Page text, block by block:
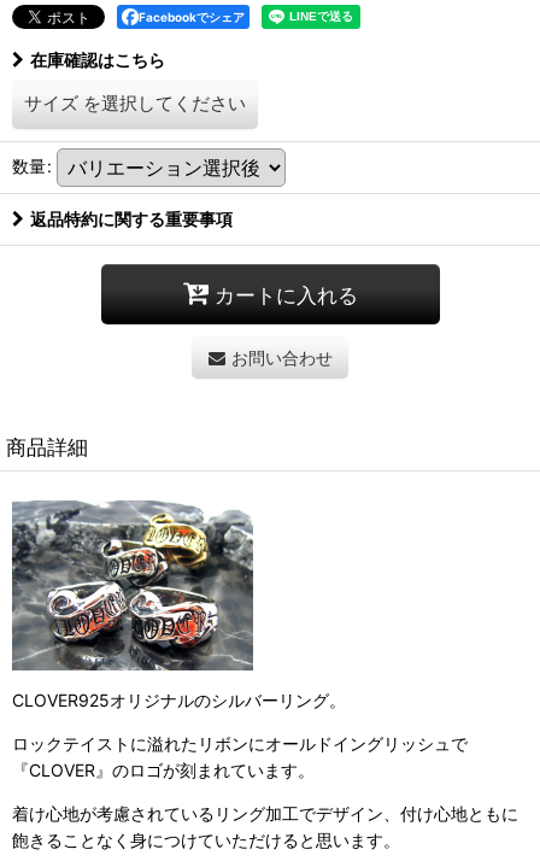
Facebookでシェア
在庫確認はこちら
サイズ を選択してください
数量:
返品特約に関する重要事項
カートに入れる
お問い合わせ
商品詳細
CLOVER925オリジナルのシルバーリング。
ロックテイストに溢れたリボンにオールドイングリッシュで
『CLOVER』のロゴが刻まれています。
着け心地が考慮されているリング加工でデザイン、付け心地ともに
飽きることなく身につけていただけると思います。